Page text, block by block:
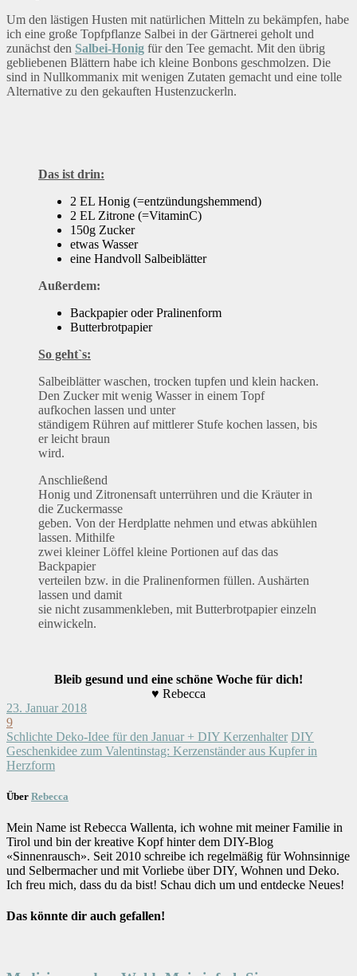
Um den lästigen Husten mit natürlichen Mitteln zu bekämpfen, habe
ich eine große Topfpflanze Salbei in der Gärtnerei geholt und
zunächst den Salbei-Honig für den Tee gemacht. Mit den übrig
gebliebenen Blättern habe ich kleine Bonbons geschmolzen. Die
sind in Nullkommanix mit wenigen Zutaten gemacht und eine tolle
Alternative zu den gekauften Hustenzuckerln.
Das ist drin:
2 EL Honig (=entzündungshemmend)
2 EL Zitrone (=VitaminC)
150g Zucker
etwas Wasser
eine Handvoll Salbeiblätter
Außerdem:
Backpapier oder Pralinenform
Butterbrotpapier
So geht`s:
Salbeiblätter waschen, trocken tupfen und klein hacken.
Den Zucker mit wenig Wasser in einem Topf
aufkochen lassen und unter
ständigem Rühren auf mittlerer Stufe kochen lassen, bis
er leicht braun
wird.
Anschließend
Honig und Zitronensaft unterrühren und die Kräuter in
die Zuckermasse
geben. Von der Herdplatte nehmen und etwas abkühlen
lassen. Mithilfe
zwei kleiner Löffel kleine Portionen auf das das
Backpapier
verteilen bzw. in die Pralinenformen füllen. Aushärten
lassen und damit
sie nicht zusammenkleben, mit Butterbrotpapier einzeln
einwickeln.
Bleib gesund und eine schöne Woche für dich!
♥ Rebecca
23. Januar 2018
9
Schlichte Deko-Idee für den Januar + DIY Kerzenhalter DIY
Geschenkidee zum Valentinstag: Kerzenständer aus Kupfer in
Herzform
Über Rebecca
Mein Name ist Rebecca Wallenta, ich wohne mit meiner Familie in
Tirol und bin der kreative Kopf hinter dem DIY-Blog
«Sinnenrausch». Seit 2010 schreibe ich regelmäßig für Wohnsinnige
und Selbermacher und mit Vorliebe über DIY, Wohnen und Deko.
Ich freu mich, dass du da bist! Schau dich um und entdecke Neues!
Das könnte dir auch gefallen!